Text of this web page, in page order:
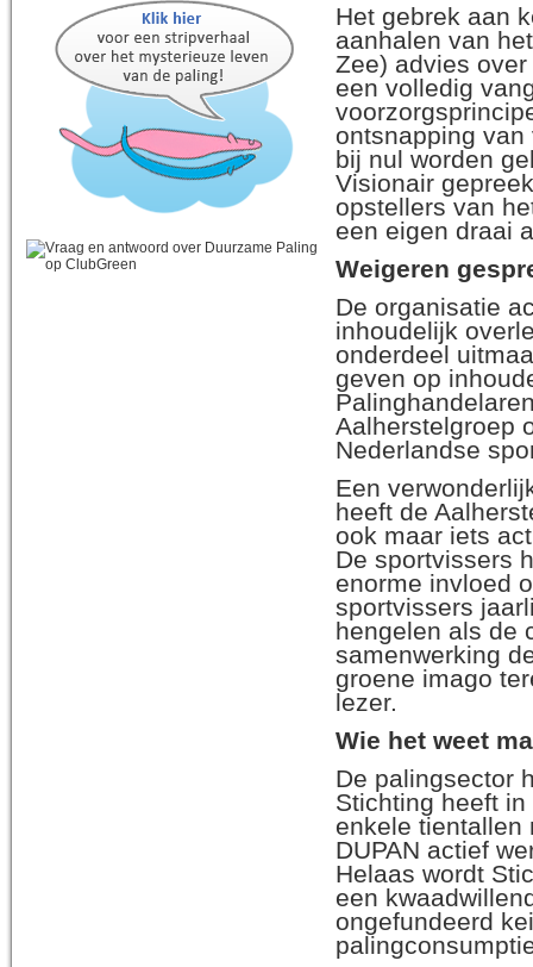
Het gebrek aan
aanhalen van
Zee) advies
een volledig
ontsnapping
bij nul worden
Visionair
opstellers van
een eigen draai
Weigeren
De organisatie
inhoudelijk
onderdeel
geven op
Aalherstelgroep
Nederlandse
Een
heeft de
ook maar iets
De sportvissers
enorme invloed
sportvissers
hengelen als de
samenwerking
groene imago
lezer.
Wie het weet
De palingsector
Stichting heeft
enkele tientallen
DUPAN actief
Helaas wordt
een
ongefundeerd